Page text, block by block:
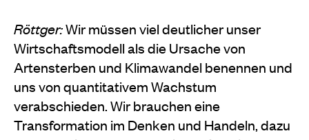
Röttger:Wir müssen viel deutlicher unser
Wirtschaftsmodell als die Ursache von
Artensterben und Klimawandel benennen und
uns von quantitativem Wachstum
verabschieden. Wir brauchen eine
Transformation im Denken und Handeln, dazu